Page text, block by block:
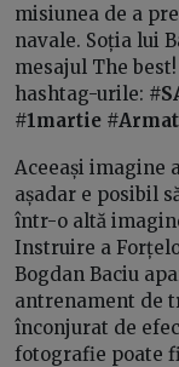
misiunea de a
navale. Soția lui
mesajul The
hashtag-urile:
#1martie
Aceeași imagine
așadar e posibil
într-o altă
Instruire a
Bogdan Baciu
antrenament de
înconjurat de
fotografie poate